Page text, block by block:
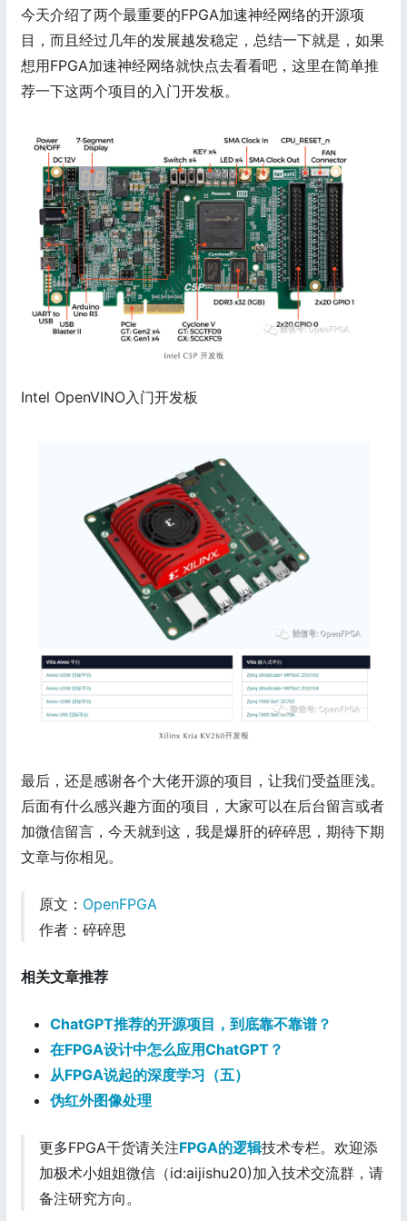
今天介绍了两个最重要的FPGA加速神经网络的开源项
目，而且经过几年的发展越发稳定，总结一下就是，如果
想用FPGA加速神经网络就快点去看看吧，这里在简单推
荐一下这两个项目的入门开发板。
Intel OpenVINO入门开发板
最后，还是感谢各个大佬开源的项目，让我们受益匪浅。
后面有什么感兴趣方面的项目，大家可以在后台留言或者
加微信留言，今天就到这，我是爆肝的碎碎思，期待下期
文章与你相见。
原文： OpenFPGA
作者：碎碎思
相关文章推荐
ChatGPT推荐的开源项目，到底靠不靠谱？
在FPGA设计中怎么应用ChatGPT？
从FPGA说起的深度学习（五）
伪红外图像处理
更多FPGA干货请关注FPGA的逻辑技术专栏。欢迎添
加极术小姐姐微信（id:aijishu20)加入技术交流群，请
备注研究方向。